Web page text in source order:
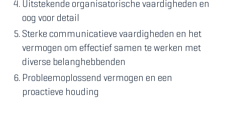
Uitstekende organisatorische vaardigheden en
oog voor detail
Sterke communicatieve vaardigheden en het
vermogen om effectief samen te werken met
diverse belanghebbenden
Probleemoplossend vermogen en een
proactieve houding